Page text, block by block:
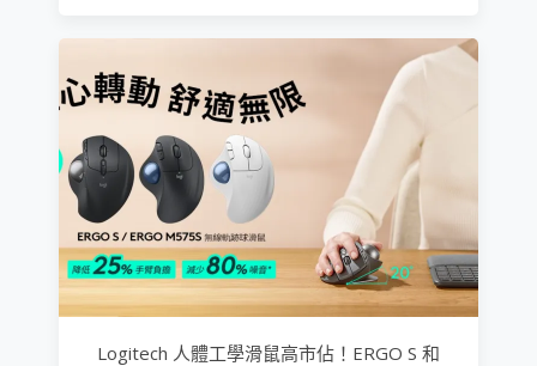
Logitech 人體工學滑鼠高市佔！ERGO S 和